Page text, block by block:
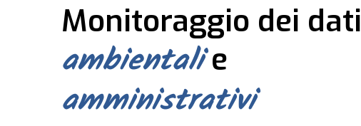
Monitoraggio dei dati
ambientalie
amministrativi